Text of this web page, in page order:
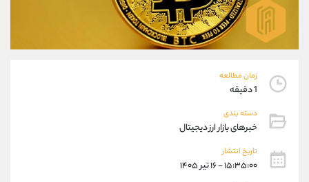
زمان مطالعه
1 دقیقه
دسته بندی
خبرهای بازار ارز دیجیتال
تاریخ انتشار
۱۵:۳۵:۰۰ - ۱۶ تیر ۱۴۰۵
واتساپ
تلگرام
پشتیبان فروش
موبایل
واتساپ
تلگرام
داخلی